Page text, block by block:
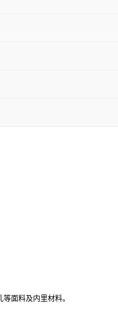
面料及内里材料。